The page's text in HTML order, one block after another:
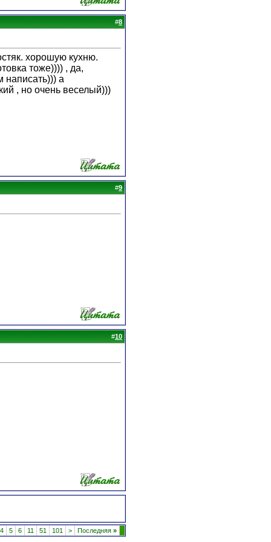
#8
хорошую кухню.
тоже)))) , да,
написать))) а
, но очень веселый)))
#9
#10
4 5 6 11 51 101 > Последняя »